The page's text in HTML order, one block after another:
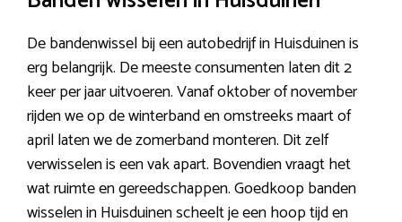
De bandenwissel bij een autobedrijf in Huisduinen is
erg belangrijk. De meeste consumenten laten dit 2
keer per jaar uitvoeren. Vanaf oktober of november
rijden we op de winterband en omstreeks maart of
april laten we de zomerband monteren. Dit zelf
verwisselen is een vak apart. Bovendien vraagt het
wat ruimte en gereedschappen. Goedkoop banden
wisselen in Huisduinen scheelt je een hoop tijd en